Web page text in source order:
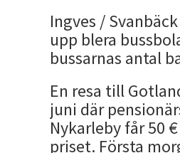
Ingves /
upp blera
bussarnas antal
En resa till
juni där
Nykarleby får 50
priset. Första